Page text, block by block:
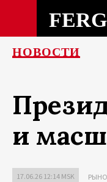
НОВОСТИ
и
17.06.26 12:14 MSK